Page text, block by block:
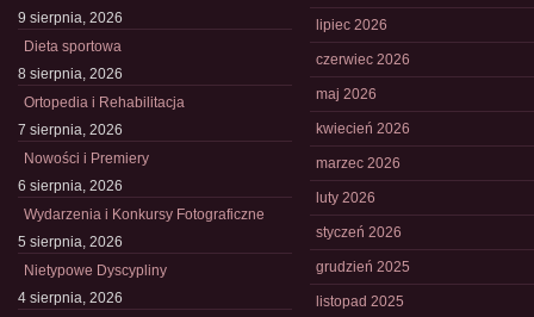
9 sierpnia, 2026
Dieta sportowa
8 sierpnia, 2026
Ortopedia i Rehabilitacja
7 sierpnia, 2026
Nowości i Premiery
6 sierpnia, 2026
Wydarzenia i Konkursy Fotograficzne
5 sierpnia, 2026
Nietypowe Dyscypliny
4 sierpnia, 2026
lipiec 2026
czerwiec 2026
maj 2026
kwiecień 2026
marzec 2026
luty 2026
styczeń 2026
grudzień 2025
listopad 2025